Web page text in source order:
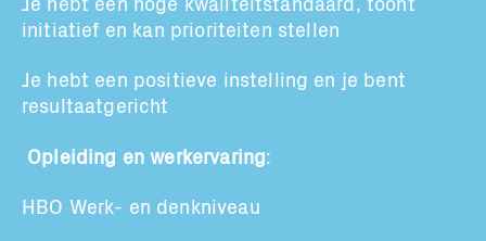
initiatief en kan prioriteiten stellen
Je hebt een positieve instelling en je bent
resultaatgericht
Opleiding en werkervaring:
HBO Werk- en denkniveau